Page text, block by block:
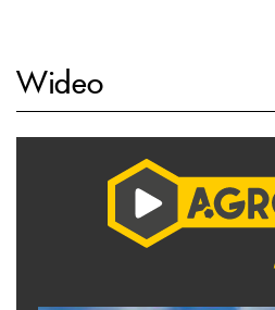
Wideo